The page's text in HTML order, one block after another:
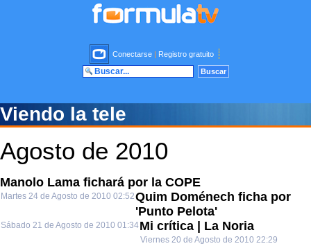
Conectarse | Registro gratuito
Viendo la tele
Agosto de 2010
Manolo Lama fichará por la COPE
Martes 24 de Agosto de 2010 02:52Quim Doménech ficha por
'Punto Pelota'
Sábado 21 de Agosto de 2010 01:34Mi crítica | La Noria
Viernes 20 de Agosto de 2010 22:29